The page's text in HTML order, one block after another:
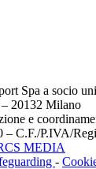
Spa a socio
20132 Milano
e
– C.F./P.IVA/
MEDIA
-